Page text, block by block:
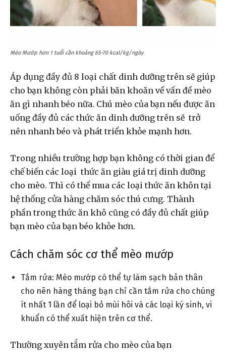
Mèo Mướp hơn 1 tuổi cần khoảng 65-70 kcal/kg/ngày
Áp dụng đầy đủ 8 loại chất dinh dưỡng trên sẽ giúp
cho bạn không còn phải băn khoăn về vấn đề mèo
ăn gì nhanh béo nữa. Chú mèo của bạn nếu được ăn
uống đầy đủ các thức ăn dinh dưỡng trên sẽ trở
nên nhanh béo và phát triển khỏe mạnh hơn.
Trong nhiều trường hợp bạn không có thời gian để
chế biến các loại thức ăn giàu giá trị dinh dưỡng
cho mèo. Thì có thể mua các loại thức ăn khôn tại
hệ thống cửa hàng chăm sóc thú cưng. Thành
phần trong thức ăn khô cũng có đầy đủ chất giúp
bạn mèo của bạn béo khỏe hơn.
Cách chăm sóc cơ thể mèo mướp
Tắm rửa: Mèo mướp có thể tự làm sạch bản thân
cho nên hàng tháng bạn chỉ cần tắm rửa cho chúng
ít nhất 1 lần để loại bỏ mùi hôi và các loại ký sinh, vi
khuẩn có thể xuất hiện trên cơ thể.
Thường xuyên tắm rửa cho mèo của bạn